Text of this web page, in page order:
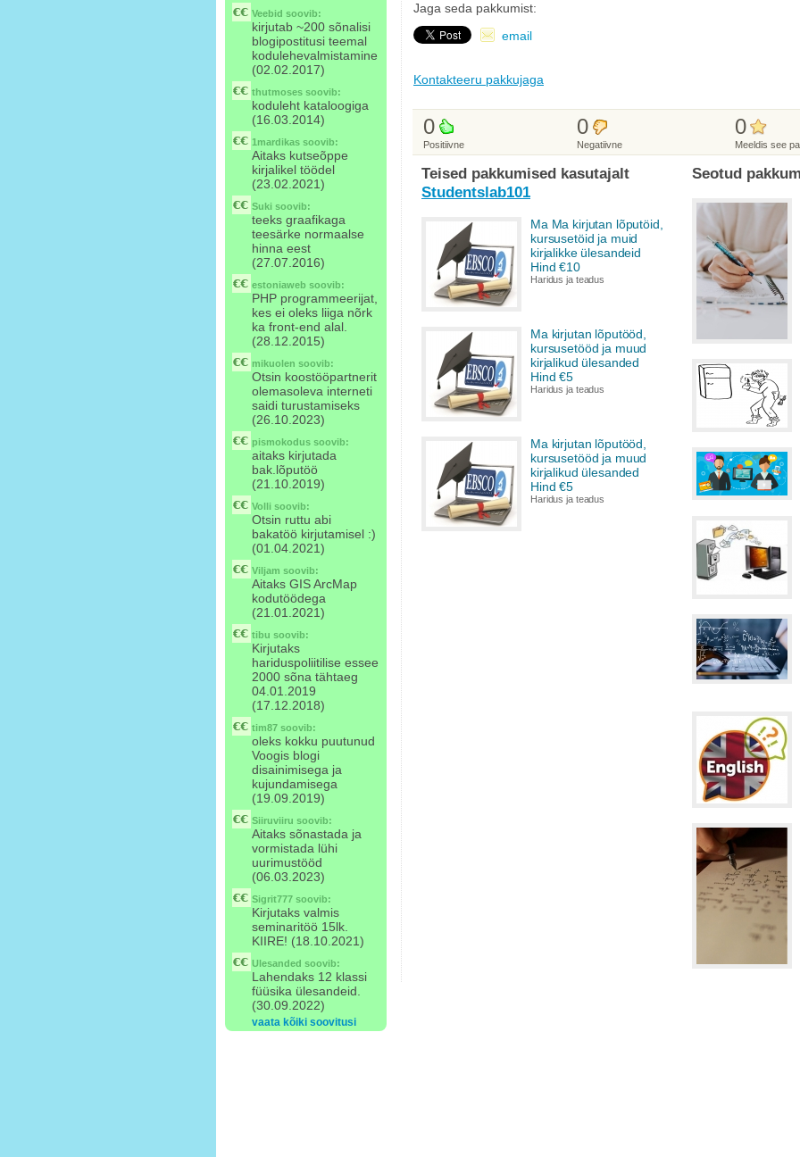
Veebid soovib:
kirjutab ~200 sõnalisi
blogipostitusi teemal
kodulehevalmistamine
(02.02.2017)
thutmoses soovib:
koduleht kataloogiga
(16.03.2014)
1mardikas soovib:
Aitaks kutseõppe
kirjalikel töödel
(23.02.2021)
Suki soovib:
teeks graafikaga
teesärke normaalse
hinna eest
(27.07.2016)
estoniaweb soovib:
PHP programmeerijat,
kes ei oleks liiga nõrk
ka front-end alal.
(28.12.2015)
mikuolen soovib:
Otsin koostööpartnerit
olemasoleva interneti
saidi turustamiseks
(26.10.2023)
pismokodus soovib:
aitaks kirjutada
bak.lõputöö
(21.10.2019)
Volli soovib:
Otsin ruttu abi
bakatöö kirjutamisel :)
(01.04.2021)
Viljam soovib:
Aitaks GIS ArcMap
kodutöödega
(21.01.2021)
tibu soovib:
Kirjutaks
hariduspoliitilise essee
2000 sõna tähtaeg
04.01.2019
(17.12.2018)
tim87 soovib:
oleks kokku puutunud
Voogis blogi
disainimisega ja
kujundamisega
(19.09.2019)
Siiruviiru soovib:
Aitaks sõnastada ja
vormistada lühi
uurimustööd
(06.03.2023)
Sigrit777 soovib:
Kirjutaks valmis
seminaritöö 15lk.
KIIRE! (18.10.2021)
Ulesanded soovib:
Lahendaks 12 klassi
füüsika ülesandeid.
(30.09.2022)
vaata kõiki soovitusi
Jaga seda pakkumist:
email
Kontakteeru pakkujaga
0
Positiivne
0
Negatiivne
0
Meeldis see
Teised pakkumised kasutajalt
Studentslab101
Ma Ma kirjutan lõputöid,
kursusetöid ja muid
kirjalikke ülesandeid
Hind €10
Haridus ja teadus
Ma kirjutan lõputööd,
kursusetööd ja muud
kirjalikud ülesanded
Hind €5
Haridus ja teadus
Ma kirjutan lõputööd,
kursusetööd ja muud
kirjalikud ülesanded
Hind €5
Haridus ja teadus
Seotud